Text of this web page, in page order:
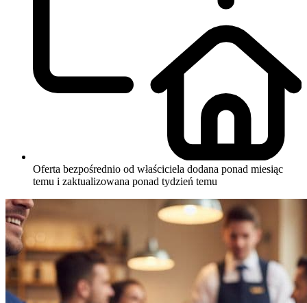
Oferta bezpośrednio od właściciela dodana ponad miesiąc
temu i zaktualizowana ponad tydzień temu